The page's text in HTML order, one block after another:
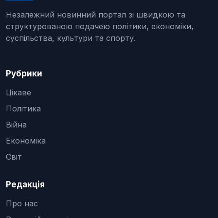
Незалежний новинний портал зі швидкою та
структурованою подачею політики, економіки,
суспільства, культури та спорту.
Рубрики
Цікаве
Політика
Війна
Економіка
Світ
Редакція
Про нас